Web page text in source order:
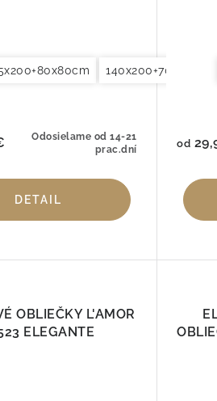
155x200+80x80cm
140x200+70x90cm
Odosielame od 14-21
prac.dní
DETAIL
od
OBLIEČKY L'AMOR
ELEGANTE